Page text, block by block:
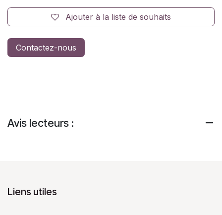
Ajouter à la liste de souhaits
Contactez-nous
Avis lecteurs :
Liens utiles